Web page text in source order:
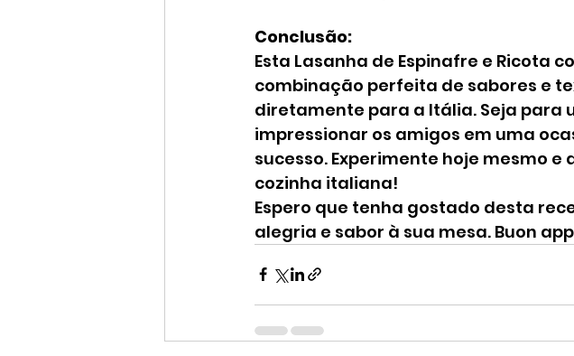
Conclusão:
Esta Lasanha de Espinafre e Ricota
combinação perfeita de sabores e
diretamente para a Itália. Seja para
impressionar os amigos em uma
sucesso. Experimente hoje mesmo
cozinha italiana!
Espero que tenha gostado desta
alegria e sabor à sua mesa. Buon